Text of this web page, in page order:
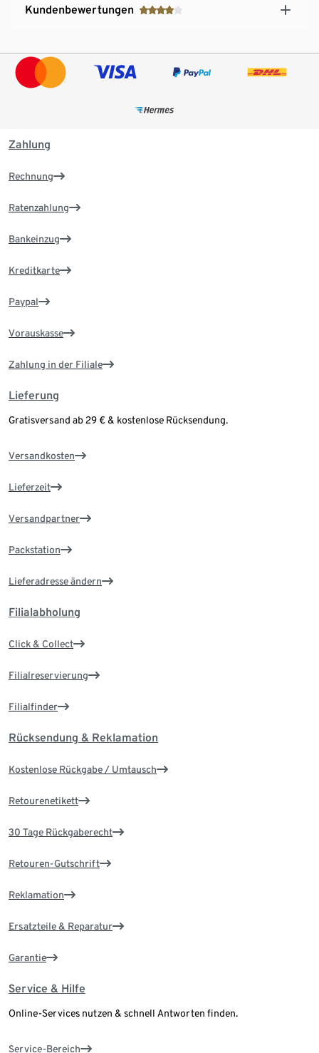
Kundenbewertungen
Zahlung
Rechnung
Ratenzahlung
Bankeinzug
Kreditkarte
Paypal
Vorauskasse
Zahlung in der Filiale
Lieferung
Gratisversand ab 29 € & kostenlose Rücksendung.
Versandkosten
Lieferzeit
Versandpartner
Packstation
Lieferadresse ändern
Filialabholung
Click & Collect
Filialreservierung
Filialfinder
Rücksendung & Reklamation
Kostenlose Rückgabe / Umtausch
Retourenetikett
30 Tage Rückgaberecht
Retouren-Gutschrift
Reklamation
Ersatzteile & Reparatur
Garantie
Service & Hilfe
Online-Services nutzen & schnell Antworten finden.
Service-Bereich